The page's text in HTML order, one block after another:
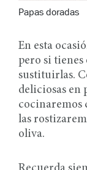
Papas doradas
En esta
pero si tienes
sustituirlas.
deliciosas en
cocinaremos
las
oliva.